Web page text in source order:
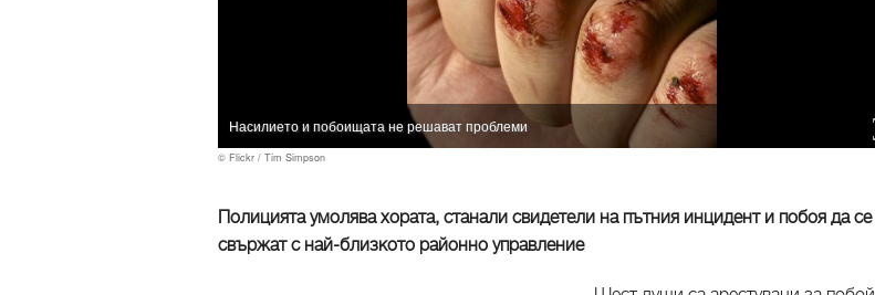
Насилието и побоищата не решават проблеми
© Flickr / Tim Simpson
Полицията умолява хората, станали свидетели на пътния инцидент и побоя да се
свържат с най-близкото районно управление